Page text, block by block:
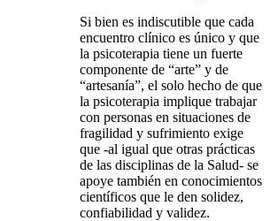
Si bien es indiscutible que cada
encuentro clínico es único y que
la psicoterapia tiene un fuerte
componente de “arte” y de
“artesanía”, el solo hecho de que
la psicoterapia implique trabajar
con personas en situaciones de
fragilidad y sufrimiento exige
que -al igual que otras prácticas
de las disciplinas de la Salud- se
apoye también en conocimientos
científicos que le den solidez,
confiabilidad y validez.